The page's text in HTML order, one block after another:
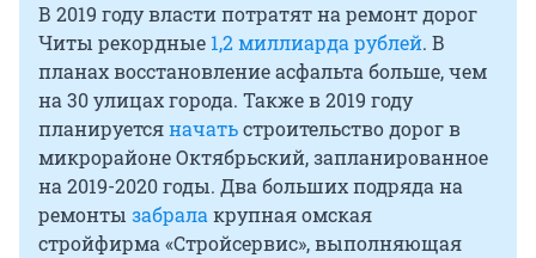
В 2019 году власти потратят на ремонт дорог
Читы рекордные 1,2 миллиарда рублей. В
планах восстановление асфальта больше, чем
на 30 улицах города. Также в 2019 году
планируетсяначатьстроительство дорог в
микрорайоне Октябрьский, запланированное
на 2019-2020 годы. Два больших подряда на
ремонты забрала крупная омская
стройфирма «Стройсервис», выполняющая